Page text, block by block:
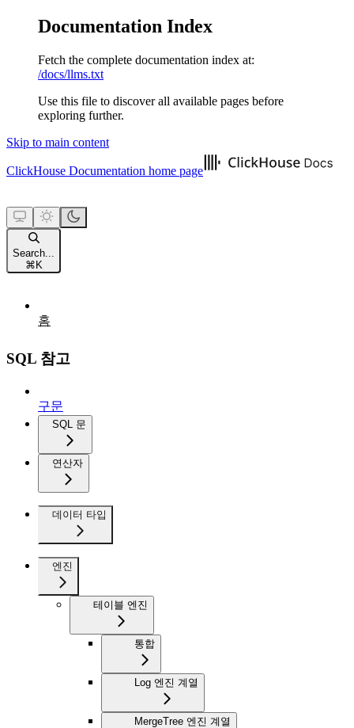
Documentation Index
Fetch the complete documentation index at:
/docs/llms.txt
Use this file to discover all available pages before
exploring further.
Skip to main content
ClickHouse Documentation home page
Search...
⌘ K
홈
SQL 참고
구문
SQL 문
연산자
데이터 타입
엔진
테이블 엔진
통합
Log 엔진 계열
MergeTree 엔진 계열